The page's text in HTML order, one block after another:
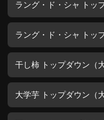
ラング・ド・シャ トッ
ラング・ド・シャ トッ
干し柿 トップダウン（
大学芋 トップダウン（